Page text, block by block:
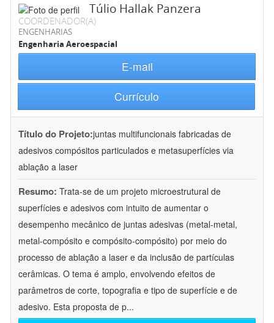
Túlio Hallak Panzera
COORDENADOR(A)
ENGENHARIAS
Engenharia Aeroespacial
E-mail
Currículo
Título do Projeto:juntas multifuncionais fabricadas de
adesivos compósitos particulados e metasuperfícies via
ablação a laser
Resumo: Trata-se de um projeto microestrutural de
superfícies e adesivos com intuito de aumentar o
desempenho mecânico de juntas adesivas (metal-metal,
metal-compósito e compósito-compósito) por meio do
processo de ablação a laser e da inclusão de partículas
cerâmicas. O tema é amplo, envolvendo efeitos de
parâmetros de corte, topografia e tipo de superfície e de
adesivo. Esta proposta de p...